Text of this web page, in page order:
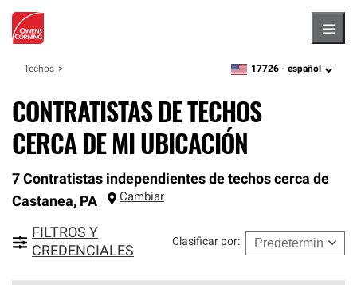
Techos zipcode,language
17726 - español
CONTRATISTAS DE TECHOS
CERCA DE MI UBICACIÓN
7 Contratistas independientes de techos cerca de
Castanea, PA Cambiar
FILTROS Y
CREDENCIALES
Clasificar por: